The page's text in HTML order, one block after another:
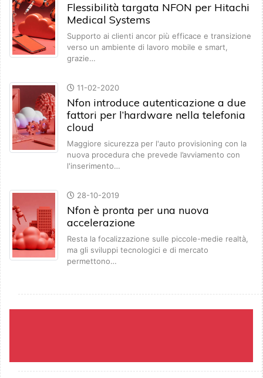
Flessibilità targata NFON per Hitachi
Medical Systems
Supporto ai clienti ancor più efficace e transizione
verso un ambiente di lavoro mobile e smart,
grazie…
11-02-2020
Nfon introduce autenticazione a due
fattori per l’hardware nella telefonia
cloud
Maggiore sicurezza per l'auto provisioning con la
nuova procedura che prevede l’avviamento con
l'inserimento…
28-10-2019
Nfon è pronta per una nuova
accelerazione
Resta la focalizzazione sulle piccole-medie realtà,
ma gli sviluppi tecnologici e di mercato
permettono…